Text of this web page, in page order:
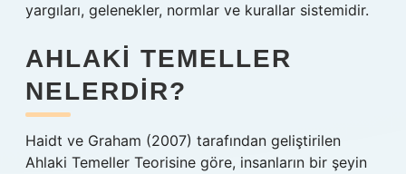
yargıları, gelenekler, normlar ve kurallar sistemidir.
AHLAKI TEMELLER
NELERDIR?
Haidt ve Graham (2007) tarafından geliştirilen
Ahlaki Temeller Teorisine göre, insanların bir şeyin